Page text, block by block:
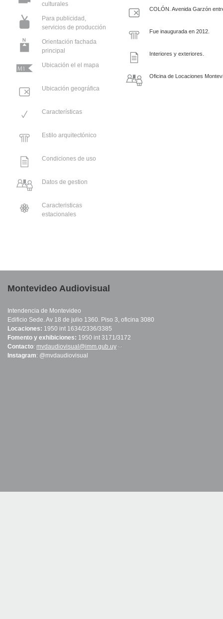
culturales
Para publicidad,
servicios de producción
Orientación fachada
principal
Ubicación el el mapa
Ubicación geográfica
Características
Estilo arquitectónico
Condiciones de uso
Datos de gestion
Caracteristicas
estacionales
COLÓN. Avenida Garzón
Fue inaugurada en 2012.
Interiores y exteriores.
Oficina de Locaciones
Montevideo Audiovisual
Intendencia de Montevideo
Edificio Sede. Av 18 de julio 1360. Piso 3, oficina 3080
Locaciones: 1950 int 1634/2336/3385
Fomento y exhibiciones: 1950 int 3171/3172
Contacto: mvdaudiovisual@imm.gub.uy (link sends e-mail)
Instagram: @mvdaudiovisual